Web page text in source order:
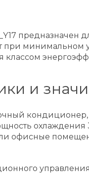
предназначен
минимальном
классом
и